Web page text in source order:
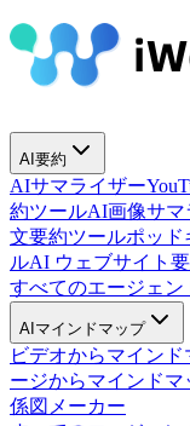
AI要約
AIサマライザー
約ツールAI画像サマ
文要約ツールポッド
ルAI ウェブサイト
すべてのエージェン
AIマインドマップ
ビデオからマインド
ージからマインドマ
係図メーカー